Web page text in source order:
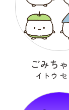
ごみち
イトウ セ